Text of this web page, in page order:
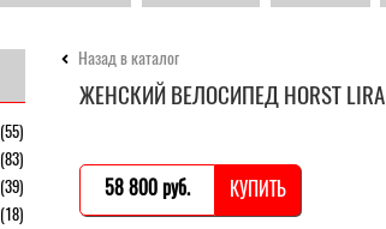
Назад в каталог
ЖЕНСКИЙ ВЕЛОСИПЕД HORST LIRA
58 800 pуб. КУПИТЬ
(55)
(83)
(39)
(18)